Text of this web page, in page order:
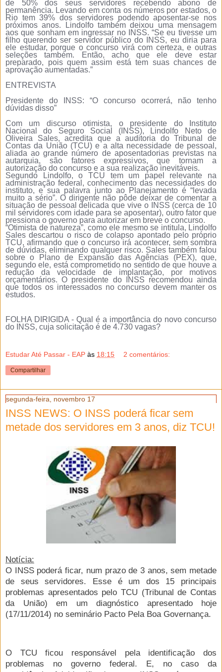
de 50% dos seus servidores recebendo abono de
permanência. Levando em conta os números por estados, o
Rio tem 39% dos servidores podendo aposentar-se nos
próximos anos. Lindolfo também deixou uma mensagem
aos que sonham em ingressar no INSS. “Se eu tivesse um
filho querendo ser servidor público do INSS, eu diria para
ele estudar, porque o concurso virá com certeza, e outras
seleções também. Então, acho que ele deve estar
preparado, pois quem assim está tem suas chances de
aprovação aumentadas.”
ENTREVISTA
Presidente do INSS: “O concurso ocorrerá, não tenho
dúvidas disso”
Com um discurso otimista, o presidente do Instituto
Nacional do Seguro Social (INSS), Lindolfo Neto de
Oliveira Sales, acredita que a auditoria do Tribunal de
Contas da União (TCU) e a alta necessidade de pessoal,
aliada ao grande número de aposentadorias previstas na
autarquia, são fatores expressivos, que tornam a
autorização do concurso e a sua realização inevitáveis.
Segundo Lindolfo, o TCU tem um papel relevante na
administração federal, conhecimento das necessidades do
instituto, e sua palavra junto ao Planejamento é “levada
muito a sério”. O dirigente não pôde deixar de comentar a
situação de pessoal delicada que vive o INSS (cerca de 10
mil servidores com idade para se aposentar), outro fator que
pressiona o governo para autorizar em breve o concurso.
“Otimista de natureza”, como ele mesmo se intitula, Lindolfo
Sales descartou o risco de colapso apontado pelo próprio
TCU, afirmando que o concurso irá acontecer, sem sombra
de dúvidas, eliminando qualquer risco. Sales também falou
sobre o Plano de Expansão das Agências (PEX), que,
segundo ele, está comprometido no sentido de que houve a
redução da velocidade de implantação, por motivos
orçamentários. O presidente do INSS recomendou ainda
que todos os interessados no concurso devem manter os
estudos.
FOLHA DIRIGIDA - Qual é a importância do novo concurso
do INSS, cuja solicitação é de 4.730 vagas?
Estudar Até Passar - EAP às 18:15 2 comentários:
Compartilhar
segunda-feira, novembro 17
INSS NEWS: O INSS poderá ficar sem
metade dos servidores em 3 anos, diz TCU!
Notícia:
O INSS poderá ficar, num prazo de 3 anos, sem metade
de seus servidores. Esse é um dos 15 principais
problemas apresentados pelo TCU (Tribunal de Contas
da União) em um diagnóstico apresentado hoje
(17/11/2014) no seminário Pacto Pela Boa Governança.
O TCU ficou responsável pela identificação dos
problemas no governo federal. E, no caso da